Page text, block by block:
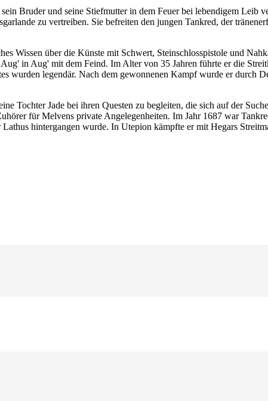
Bruder und seine Stiefmutter in dem Feuer bei lebendigem Leib
zu vertreiben. Sie befreiten den jungen Tankred, der
Wissen über die Künste mit Schwert, Steinschlosspistole und
in Aug' mit dem Feind. Im Alter von 35 Jahren führte er die
wurden legendär. Nach dem gewonnenen Kampf wurde er durch
Tochter Jade bei ihren Questen zu begleiten, die sich auf der
für Melvens private Angelegenheiten. Im Jahr 1687 war
hintergangen wurde. In Utepion kämpfte er mit Hegars